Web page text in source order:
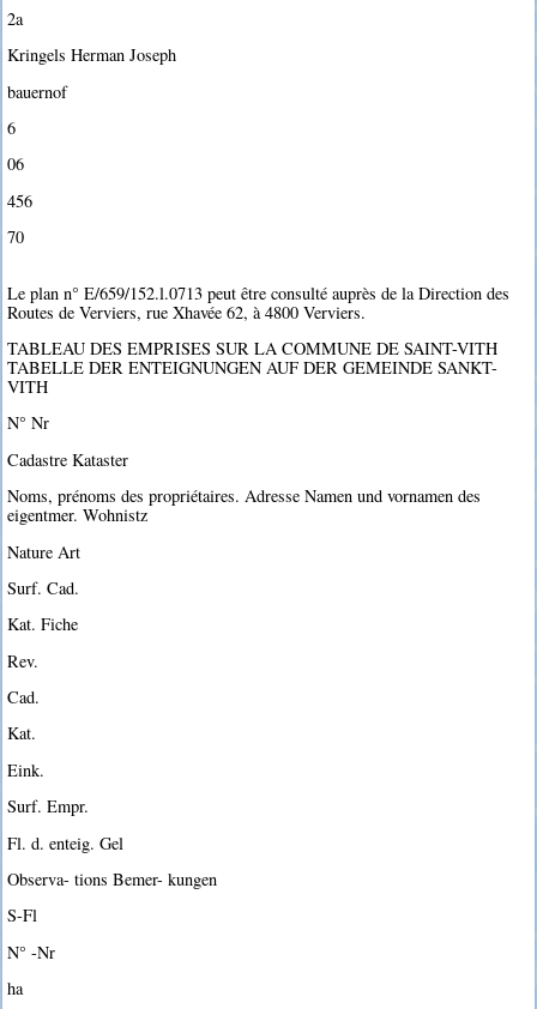
2a
Kringels Herman Joseph
bauernof
6
06
456
70
Le plan n° E/659/152.l.0713 peut être consulté auprès de la Direction des
Routes de Verviers, rue Xhavée 62, à 4800 Verviers.
TABLEAU DES EMPRISES SUR LA COMMUNE DE SAINT-VITH
TABELLE DER ENTEIGNUNGEN AUF DER GEMEINDE SANKT-
VITH
N° Nr
Cadastre Kataster
Noms, prénoms des propriétaires. Adresse Namen und vornamen des
eigentmer. Wohnistz
Nature Art
Surf. Cad.
Kat. Fiche
Rev.
Cad.
Kat.
Eink.
Surf. Empr.
Fl. d. enteig. Gel
Observa- tions Bemer- kungen
S-Fl
N° -Nr
ha